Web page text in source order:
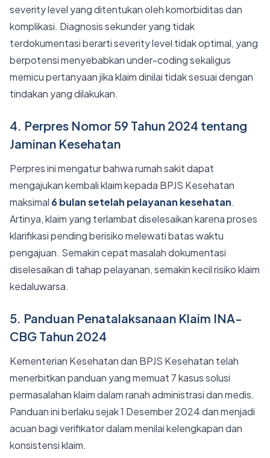
severity level yang ditentukan oleh komorbiditas dan
komplikasi. Diagnosis sekunder yang tidak
terdokumentasi berarti severity level tidak optimal, yang
berpotensi menyebabkan under-coding sekaligus
memicu pertanyaan jika klaim dinilai tidak sesuai dengan
tindakan yang dilakukan.
4. Perpres Nomor 59 Tahun 2024 tentang
Jaminan Kesehatan
Perpres ini mengatur bahwa rumah sakit dapat
mengajukan kembali klaim kepada BPJS Kesehatan
maksimal 6 bulan setelah pelayanan kesehatan.
Artinya, klaim yang terlambat diselesaikan karena proses
klarifikasi pending berisiko melewati batas waktu
pengajuan. Semakin cepat masalah dokumentasi
diselesaikan di tahap pelayanan, semakin kecil risiko klaim
kedaluwarsa.
5. Panduan Penatalaksanaan Klaim INA-
CBG Tahun 2024
Kementerian Kesehatan dan BPJS Kesehatan telah
menerbitkan panduan yang memuat 7 kasus solusi
permasalahan klaim dalam ranah administrasi dan medis.
Panduan ini berlaku sejak 1 Desember 2024 dan menjadi
acuan bagi verifikator dalam menilai kelengkapan dan
konsistensi klaim.